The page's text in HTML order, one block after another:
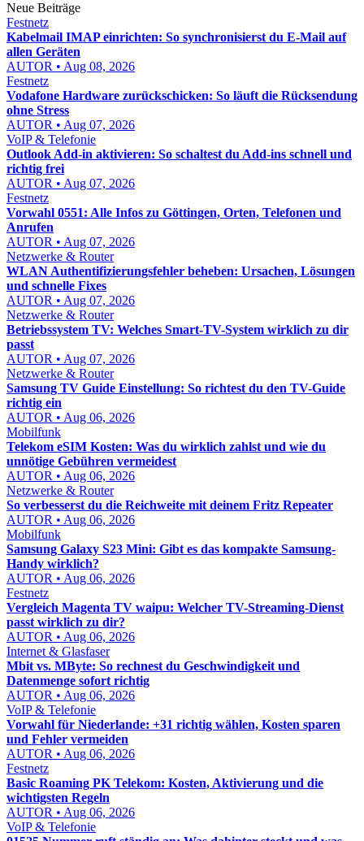
Neue Beiträge
Festnetz
Kabelmail IMAP einrichten: So synchronisierst du E-Mail auf
allen Geräten
AUTOR • Aug 08, 2026
Festnetz
Vodafone Hardware zurückschicken: So läuft die Rücksendung
ohne Stress
AUTOR • Aug 07, 2026
VoIP & Telefonie
Outlook Add-in aktivieren: So schaltest du Add-ins schnell und
richtig frei
AUTOR • Aug 07, 2026
Festnetz
Vorwahl 0551: Alle Infos zu Göttingen, Orten, Telefonen und
Anrufen
AUTOR • Aug 07, 2026
Netzwerke & Router
WLAN Authentifizierungsfehler beheben: Ursachen, Lösungen
und schnelle Fixes
AUTOR • Aug 07, 2026
Netzwerke & Router
Betriebssystem TV: Welches Smart-TV-System wirklich zu dir
passt
AUTOR • Aug 07, 2026
Netzwerke & Router
Samsung TV Guide Einstellung: So richtest du den TV-Guide
richtig ein
AUTOR • Aug 06, 2026
Mobilfunk
Telekom eSIM Kosten: Was du wirklich zahlst und wie du
unnötige Gebühren vermeidest
AUTOR • Aug 06, 2026
Netzwerke & Router
So verbesserst du die Reichweite mit deinem Fritz Repeater
AUTOR • Aug 06, 2026
Mobilfunk
Samsung Galaxy S23 Mini: Gibt es das kompakte Samsung-
Handy wirklich?
AUTOR • Aug 06, 2026
Festnetz
Vergleich Magenta TV waipu: Welcher TV-Streaming-Dienst
passt wirklich zu dir?
AUTOR • Aug 06, 2026
Internet & Glasfaser
Mbit vs. MByte: So rechnest du Geschwindigkeit und
Datenmenge sofort richtig
AUTOR • Aug 06, 2026
VoIP & Telefonie
Vorwahl für Niederlande: +31 richtig wählen, Kosten sparen
und Fehler vermeiden
AUTOR • Aug 06, 2026
Festnetz
Basic Roaming PK Telekom: Kosten, Aktivierung und die
wichtigsten Regeln
AUTOR • Aug 06, 2026
VoIP & Telefonie